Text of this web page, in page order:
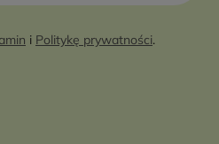
i Politykę prywatności.